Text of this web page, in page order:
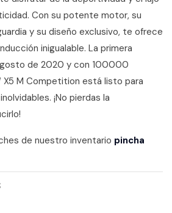
Con su potente motor, su
y su diseño exclusivo, te ofrece
inigualable. La primera
de 2020 y con 100000
M Competition está listo para
¡No pierdas la
de nuestro inventario pincha